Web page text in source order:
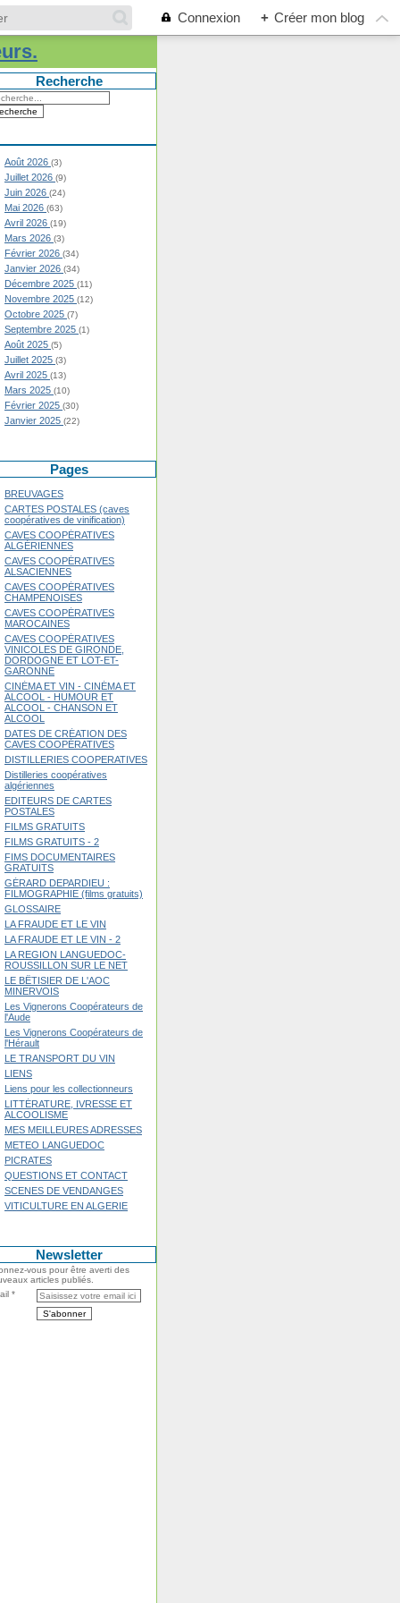
Connexion + Créer mon blog
Recherche
Août 2026 (3)
Juillet 2026 (9)
Juin 2026 (24)
Mai 2026 (63)
Avril 2026 (19)
Mars 2026 (3)
Février 2026 (34)
Janvier 2026 (34)
Décembre 2025 (11)
Novembre 2025 (12)
Octobre 2025 (7)
Septembre 2025 (1)
Août 2025 (5)
Juillet 2025 (3)
Avril 2025 (13)
Mars 2025 (10)
Février 2025 (30)
Janvier 2025 (22)
Pages
BREUVAGES
CARTES POSTALES (caves
coopératives de vinification)
CAVES COOPÉRATIVES
ALGÉRIENNES
CAVES COOPÉRATIVES
ALSACIENNES
CAVES COOPÉRATIVES
CHAMPENOISES
CAVES COOPÉRATIVES
MAROCAINES
CAVES COOPÉRATIVES
VINICOLES DE GIRONDE,
DORDOGNE ET LOT-ET-
GARONNE
CINÉMA ET VIN - CINÉMA ET
ALCOOL - HUMOUR ET
ALCOOL - CHANSON ET
ALCOOL
DATES DE CRÉATION DES
CAVES COOPÉRATIVES
DISTILLERIES COOPERATIVES
Distilleries coopératives
algériennes
EDITEURS DE CARTES
POSTALES
FILMS GRATUITS
FILMS GRATUITS - 2
FIMS DOCUMENTAIRES
GRATUITS
GÉRARD DEPARDIEU :
FILMOGRAPHIE (films gratuits)
GLOSSAIRE
LA FRAUDE ET LE VIN
LA FRAUDE ET LE VIN - 2
LA REGION LANGUEDOC-
ROUSSILLON SUR LE NET
LE BÊTISIER DE L'AOC
MINERVOIS
Les Vignerons Coopérateurs de
l'Aude
Les Vignerons Coopérateurs de
l'Hérault
LE TRANSPORT DU VIN
LIENS
Liens pour les collectionneurs
LITTÉRATURE, IVRESSE ET
ALCOOLISME
MES MEILLEURES ADRESSES
METEO LANGUEDOC
PICRATES
QUESTIONS ET CONTACT
SCENES DE VENDANGES
VITICULTURE EN ALGERIE
Newsletter
vous pour être averti des
articles publiés.